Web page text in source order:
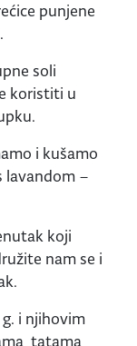
punjene
soli
koristiti u
i kušamo
lavandom –
koji
nam se i
g. i njihovim
tatama,